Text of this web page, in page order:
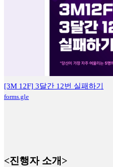
[3M 12F] 3달간 12번 실패하기
forms.gle
<진행자 소개>